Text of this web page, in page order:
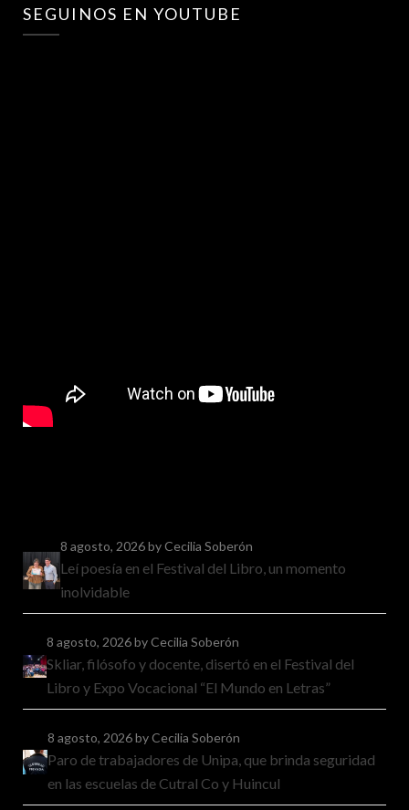
SEGUINOS EN YOUTUBE
8 agosto, 2026by Cecilia Soberón
Leí poesía en el Festival del Libro, un momento
inolvidable
8 agosto, 2026by Cecilia Soberón
Skliar, filósofo y docente, disertó en el Festival del
Libro y Expo Vocacional “El Mundo en Letras”
8 agosto, 2026by Cecilia Soberón
Paro de trabajadores de Unipa, que brinda seguridad
en las escuelas de Cutral Co y Huincul